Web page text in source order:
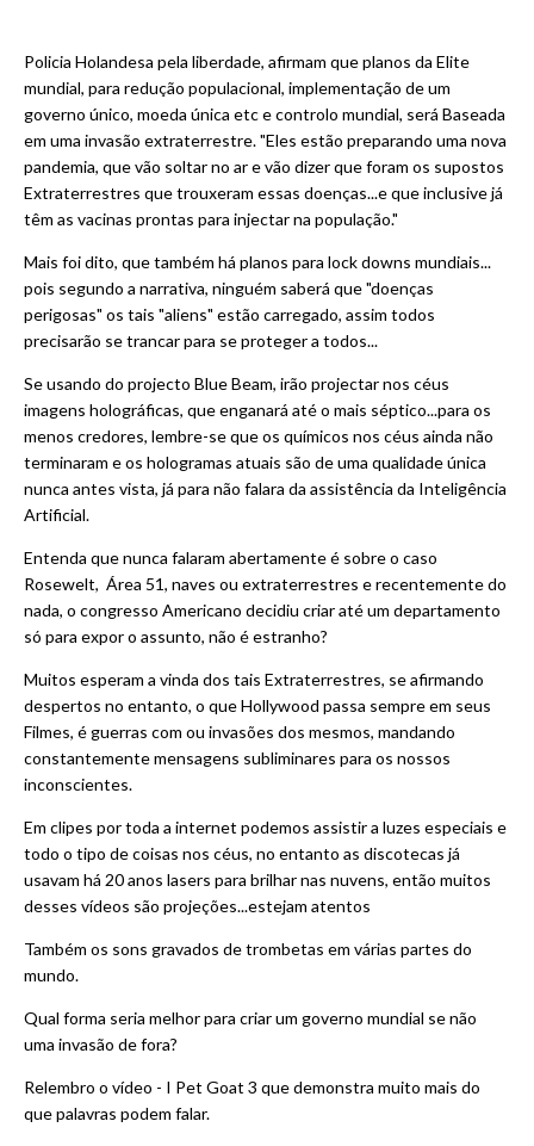
Policia Holandesa pela liberdade, afirmam que planos da Elite
mundial, para redução populacional, implementação de um
governo único, moeda única etc e controlo mundial, será Baseada
em uma invasão extraterrestre. "Eles estão preparando uma nova
pandemia, que vão soltar no ar e vão dizer que foram os supostos
Extraterrestres que trouxeram essas doenças...e que inclusive já
têm as vacinas prontas para injectar na população."
Mais foi dito, que também há planos para lock downs mundiais...
pois segundo a narrativa, ninguém saberá que "doenças
perigosas" os tais "aliens" estão carregado, assim todos
precisarão se trancar para se proteger a todos...
Se usando do projecto Blue Beam, irão projectar nos céus
imagens holográficas, que enganará até o mais séptico...para os
menos credores, lembre-se que os químicos nos céus ainda não
terminaram e os hologramas atuais são de uma qualidade única
nunca antes vista, já para não falara da assistência da Inteligência
Artificial.
Entenda que nunca falaram abertamente é sobre o caso
Rosewelt, Área 51, naves ou extraterrestres e recentemente do
nada, o congresso Americano decidiu criar até um departamento
só para expor o assunto, não é estranho?
Muitos esperam a vinda dos tais Extraterrestres, se afirmando
despertos no entanto, o que Hollywood passa sempre em seus
Filmes, é guerras com ou invasões dos mesmos, mandando
constantemente mensagens subliminares para os nossos
inconscientes.
Em clipes por toda a internet podemos assistir a luzes especiais e
todo o tipo de coisas nos céus, no entanto as discotecas já
usavam há 20 anos lasers para brilhar nas nuvens, então muitos
desses vídeos são projeções...estejam atentos
Também os sons gravados de trombetas em várias partes do
mundo.
Qual forma seria melhor para criar um governo mundial se não
uma invasão de fora?
Relembro o vídeo - I Pet Goat 3 que demonstra muito mais do
que palavras podem falar.